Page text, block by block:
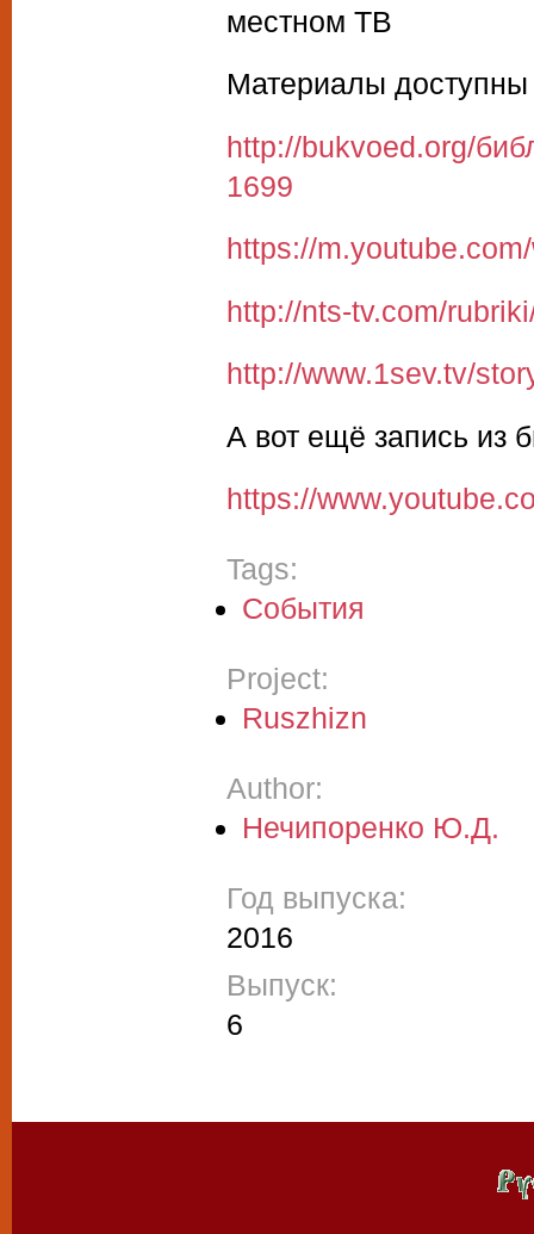
местном ТВ
Материалы
http://bukvoed.org/
1699
https://
http://nts-tv.com/
http://www.1sev.tv/
А вот ещё запись из
https://
Tags:
События
Project:
Ruszhizn
Author:
Нечипоренко Ю.Д.
Год выпуска:
2016
Выпуск:
6